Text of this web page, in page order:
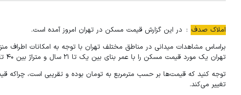
املاک صدف : در این گزارش قیمت مسکن در تهران امروز آمده است.
تهران یک مورد قیمت مسکن را با عمر بنای بین یک تا ۲۱ سال و متراژ بین ۴۰ تا ۲۶۰ متر گردآوری کردیم.
توجه کنید که قیمت‌ها بر حسب مترمربع به تومان بوده و تقریبی است، چراکه
تغییر می‌کند.